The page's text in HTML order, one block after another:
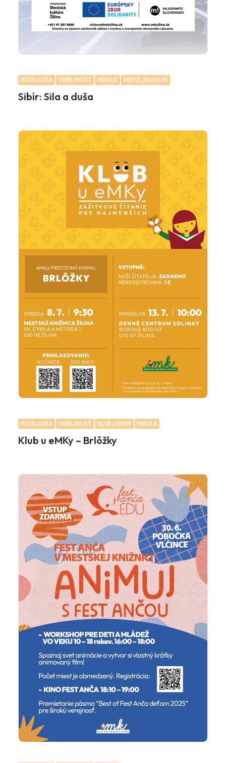
PODUJATIA VEREJNOSŤ MINULÉ MEDZI_REGALMI
Sibír: Sila a duša
PODUJATIA VEREJNOSŤ KLUB U EMKY MINULÉ
Klub u eMKy – Brlôžky